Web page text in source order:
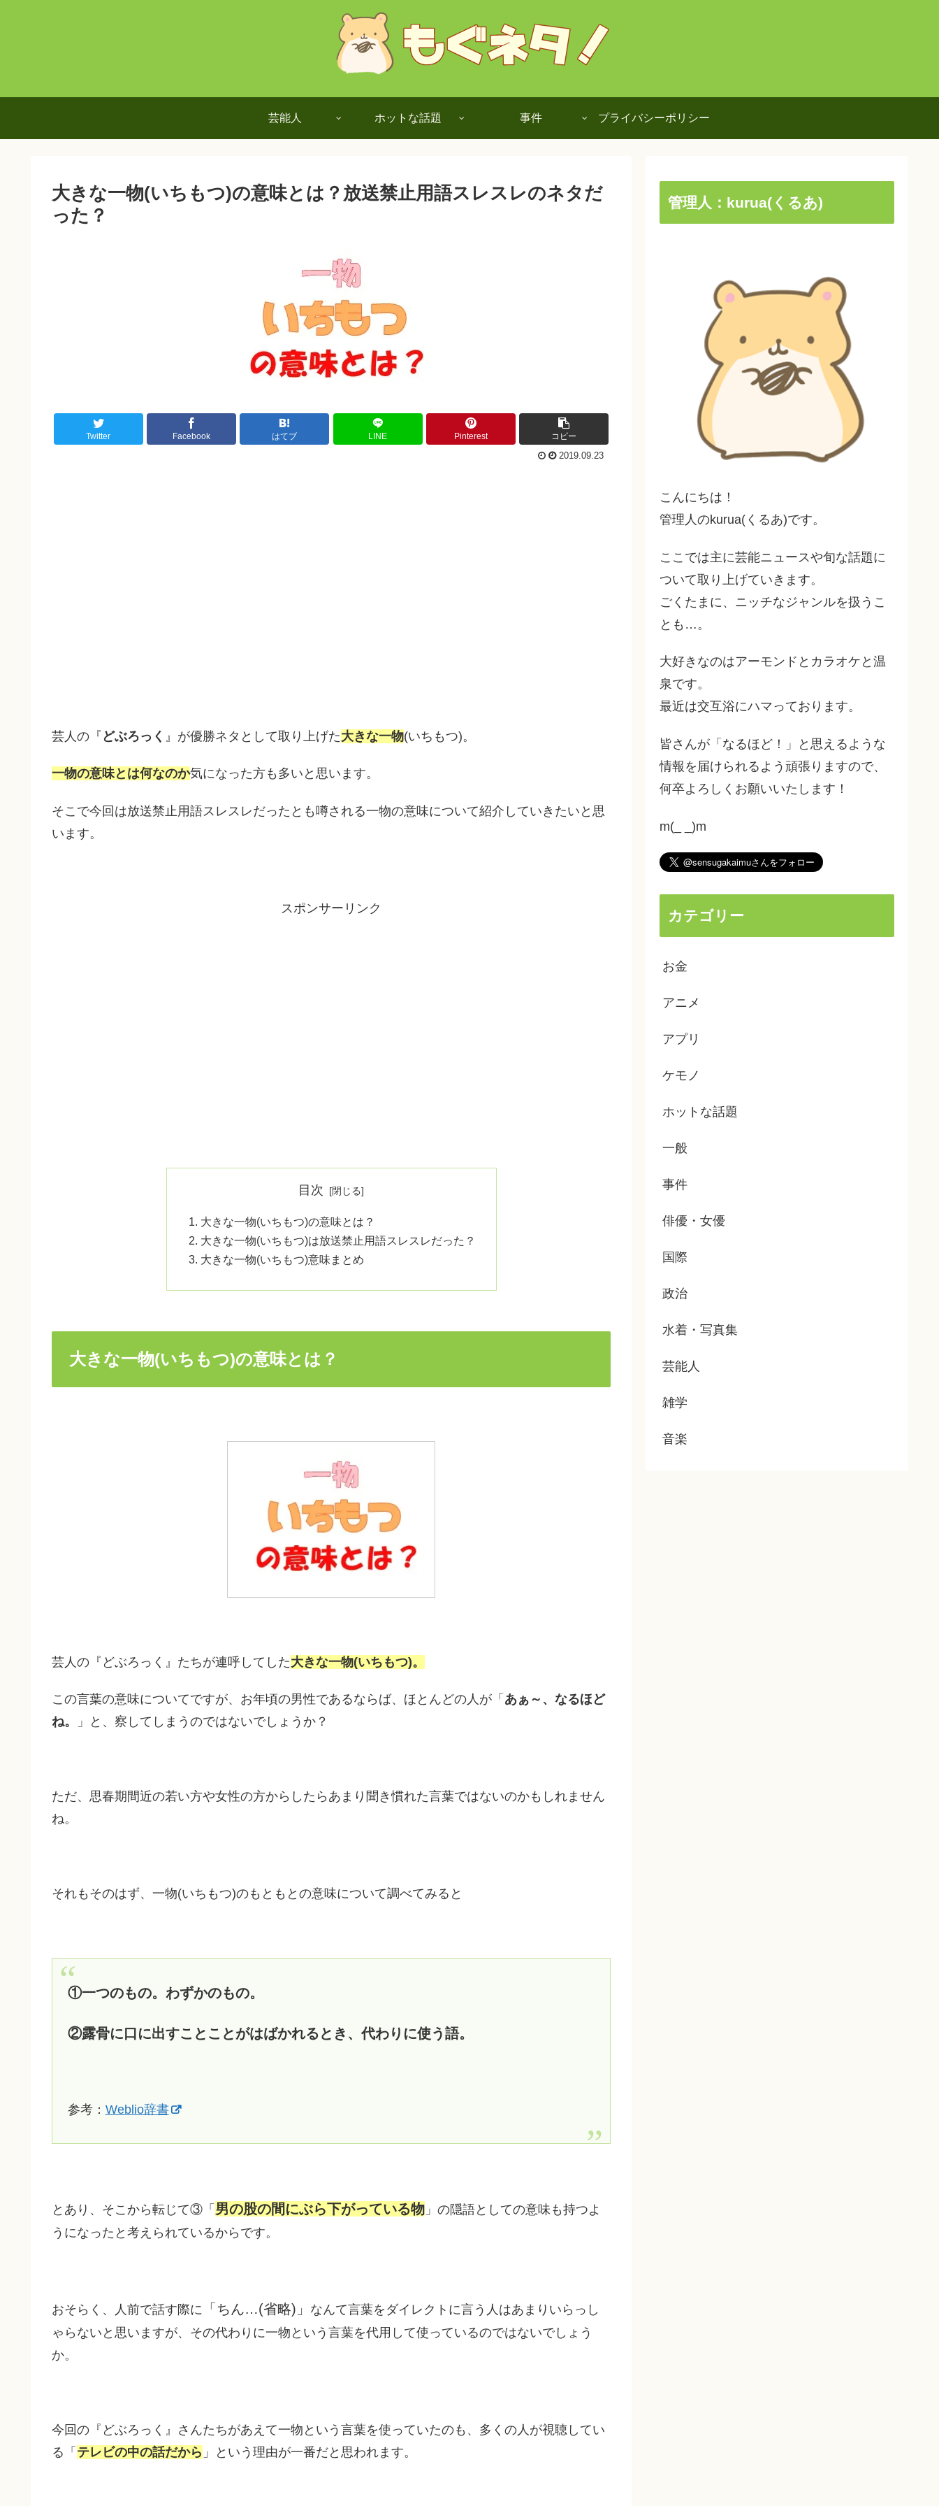
芸能人 ホットな話題 事件 プライバシーポリシー
大きな一物(いちもつ)の意味とは？放送禁止用語スレスレのネタだ
った？
Twitter Facebook はてブ LINE Pinterest
コピー
2019.09.23
芸人の『 どぶろっく 』が優勝ネタとして取り上げた大きな一物(いちもつ)。
一物の意味とは何なのか気になった方も多いと思います。
そこで今回は放送禁止用語スレスレだったとも噂される一物の意味について紹介していきたいと思
います。
スポンサーリンク
目次
大きな一物(いちもつ)の意味とは？
大きな一物(いちもつ)は放送禁止用語スレスレだった？
大きな一物(いちもつ)意味まとめ
大きな一物(いちもつ)の意味とは？
芸人の『どぶろっく』たちが連呼してした大きな一物(いちもつ)。
この言葉の意味についてですが、お年頃の男性であるならば、ほとんどの人が「 あぁ～、なるほど
ね。
」と、察してしまうのではないでしょうか？
ただ、思春期間近の若い方や女性の方からしたらあまり聞き慣れた言葉ではないのかもしれません
ね。
それもそのはず、一物(いちもつ)のもともとの意味について調べてみると
①一つのもの。わずかのもの。
②露骨に口に出すことことがはばかれるとき、代わりに使う語。
参考： Weblio辞書
とあり、そこから転じて③「 男の股の間にぶら下がっている物 」の隠語としての意味も持つよ
うになったと考えられているからです。
おそらく、人前で話す際に 「ちん…(省略)」 なんて言葉をダイレクトに言う人はあまりいらっし
ゃらないと思いますが、その代わりに一物という言葉を代用して使っているのではないでしょう
か。
今回の『どぶろっく』さんたちがあえて一物という言葉を使っていたのも、多くの人が視聴してい
る「 テレビの中の話だから 」という理由が一番だと思われます。
管理人：kurua(くるあ)
こんにちは！
管理人のkurua(くるあ)です。
ここでは主に芸能ニュースや旬な話題に
ついて取り上げていきます。
ごくたまに、ニッチなジャンルを扱うこ
とも…。
大好きなのはアーモンドとカラオケと温
泉です。
最近は交互浴にハマっております。
皆さんが「なるほど！」と思えるような
情報を届けられるよう頑張りますので、
何卒よろしくお願いいたします！
m(_ _)m
カテゴリー
お金
アニメ
アプリ
ケモノ
ホットな話題
一般
事件
俳優・女優
国際
政治
水着・写真集
芸能人
雑学
音楽